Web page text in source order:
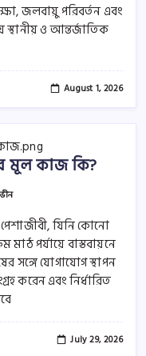
জলবায়ু পরিবর্তন এবং
স্থানীয় ও আন্তর্জাতিক
August 1, 2026
মূল কাজ কি?
যিনি কোনো
মাঠ পর্যায়ে বাস্তবায়নে
সঙ্গে যোগাযোগ স্থাপন
করেন এবং নির্ধারিত
July 29, 2026